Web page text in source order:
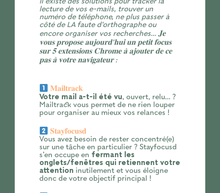
Il existe des solutions pour tracker la
lecture de vos e-mails, trouver un
numéro de téléphone, ne plus passer à
côté de LA faute d’orthographe ou
encore organiser vos recherches… 𝐉𝐞
𝐯𝐨𝐮𝐬 𝐩𝐫𝐨𝐩𝐨𝐬𝐞 𝐚𝐮𝐣𝐨𝐮𝐫𝐝’𝐡𝐮𝐢 𝐮𝐧 𝐩𝐞𝐭𝐢𝐭 𝐟𝐨𝐜𝐮𝐬
𝐬𝐮𝐫 𝟓 𝐞𝐱𝐭𝐞𝐧𝐬𝐢𝐨𝐧𝐬 𝐂𝐡𝐫𝐨𝐦𝐞 𝐚̀ 𝐚𝐣𝐨𝐮𝐭𝐞𝐫 𝐝𝐞 𝐜𝐞
𝐩𝐚𝐬 𝐚̀ 𝐯𝐨𝐭𝐫𝐞 𝐧𝐚𝐯𝐢𝐠𝐚𝐭𝐞𝐮𝐫 :
𝐌𝐚𝐢𝐥𝐭𝐫𝐚𝐜𝐤
Votre mail a-t-il été vu, ouvert, relu… ?
Mailtrack vous permet de ne rien louper
pour organiser au mieux vos relances !
𝐒𝐭𝐚𝐲𝐟𝐨𝐜𝐮𝐬𝐝
Vous avez besoin de rester concentré(e)
sur une tâche en particulier ? Stayfocusd
s’en occupe en fermant les
onglets/fenêtres qui retiennent votre
attention inutilement et vous éloigne
donc de votre objectif principal !